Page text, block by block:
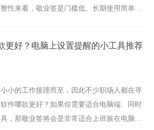
性来看，敬业签是门槛低、长期使用简单的
更好？电脑上设置提醒的小工具推荐
小的工作接踵而至，因此不少职场人都在寻
件哪款更好？如果你需要适合电脑端、同时
，那敬业签将会是非常适合上班族在电脑上